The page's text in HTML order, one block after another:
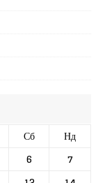
Сб
Нд
6
7